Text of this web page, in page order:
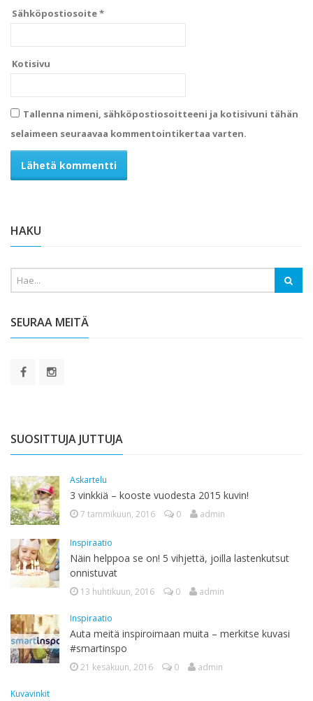
Sähköpostiosoite*
Kotisivu
Tallenna nimeni, sähköpostiosoitteeni ja kotisivuni tähän
selaimeen seuraavaa kommentointikertaa varten.
HAKU
SEURAA MEITÄ
SUOSITTUJA JUTTUJA
Askartelu
3 vinkkiä – kooste vuodesta 2015 kuvin!
7 tammikuun, 2016 0 admin
Inspiraatio
Näin helppoa se on! 5 vihjettä, joilla lastenkutsut
onnistuvat
13 huhtikuun, 2016 0 admin
Inspiraatio
Auta meitä inspiroimaan muita – merkitse kuvasi
#smartinspo
21 kesäkuun, 2016 0 admin
Kuvavinkit